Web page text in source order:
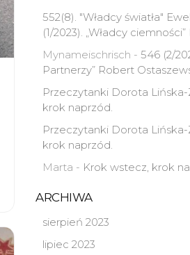
552(8). "Władcy światła"
(1/2023). „Władcy
Mynameischrisch - 546 (2/
Partnerzy” Robert
Przeczytanki Dorota Lińska-
krok naprzód.
Przeczytanki Dorota Lińska-
krok naprzód.
Marta - Krok wstecz, krok
ARCHIWA
sierpień 2023
lipiec 2023